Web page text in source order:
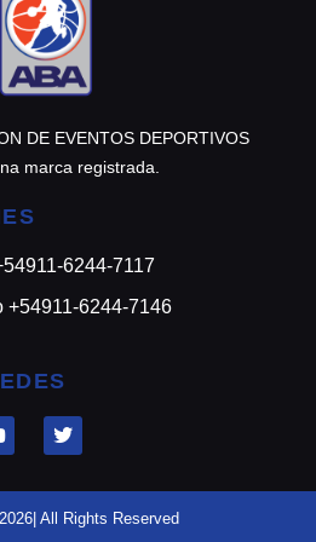
DE EVENTOS DEPORTIVOS
marca registrada.
6244-7117
+54911-6244-7146
All Rights Reserved